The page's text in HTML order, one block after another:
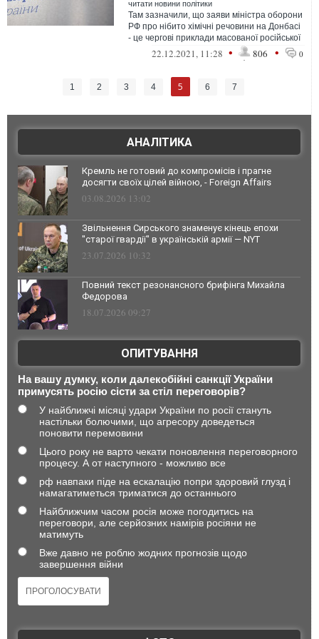
читати новини політики
Там зазначили, що заяви міністра оборони
РФ про нібито хімічні речовини на Донбасі
- це чергові приклади масованої російської
дезінформації.
22.12.2021, 11:28 • 806 • 0
1 2 3 4 5 6 7
АНАЛІТИКА
Кремль не готовий до компромісів і прагне
досягти своїх цілей війною, - Foreign Affairs
03.08.2026 13:02
Звільнення Сирського знаменує кінець епохи
"старої гвардії" в українській армії — NYT
23.07.2026 10:32
Повний текст резонансного брифінга Михайла
Федорова
18.07.2026 09:27
ОПИТУВАННЯ
На вашу думку, коли далекобійні санкції України
примусять росію сісти за стіл переговорів?
У найближчі місяці удари України по росії стануть
настільки болючими, що агресору доведеться
поновити перемовини
Цього року не варто чекати поновлення переговорного
процесу. А от наступного - можливо все
рф навпаки піде на ескалацію попри здоровий глузд і
намагатиметься триматися до останнього
Найближчим часом росія може погодитись на
переговори, але серйозних намірів росіяни не
матимуть
Вже давно не роблю жодних прогнозів щодо
завершення війни